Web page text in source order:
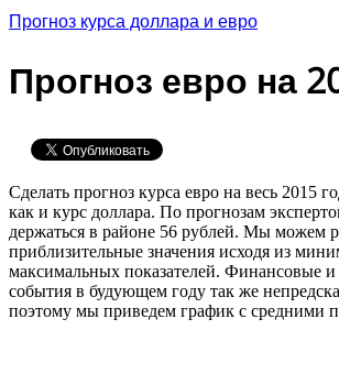
Прогноз курса доллара и евро
Прогноз евро на
Сделать прогноз курса евро на весь 2015
как и курс доллара. По прогнозам
держаться в районе 56 рублей. Мы можем
приблизительные значения исходя из
максимальных показателей. Финансовые и
события в будующем году так же
поэтому мы приведем график с средними